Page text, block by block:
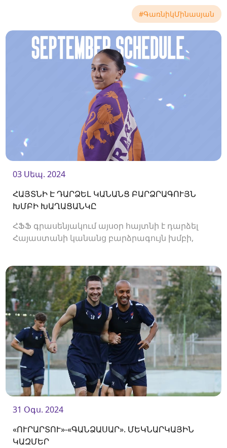
#ԳառնիկՄինասյան
03 Սեպ. 2024
ՀԱՅՏՆԻ Է ԴԱՐՁԵԼ ԿԱՆԱՆՑ ԲԱՐՁՐԱԳՈՒՅՆ
ԽՄԲԻ ԽԱՂԱՑԱՆԿԸ
ՀՖՖ գրասենյակում այսօր հայտնի է դարձել
Հայաստանի կանանց բարձրագույն խմբի,
31 Օգս. 2024
«ՈՒՐԱՐՏՈՒ»-«ԳԱՆՁԱՍԱՐ». ՄԵԿՆԱՐԿԱՅԻՆ
ԿԱԶՄԵՐ